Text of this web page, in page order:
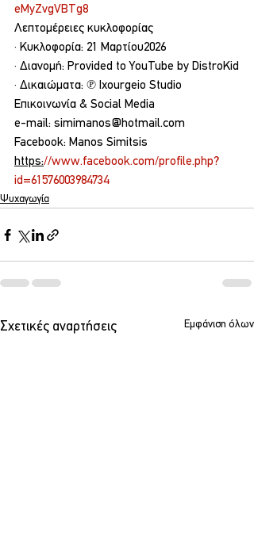
eMyZvgVBTg8
Λεπτομέρειες κυκλοφορίας
· Κυκλοφορία: 21 Μαρτίου2026
· Διανομή: Provided to YouTube by DistroKid
· Δικαιώματα: ℗ Ixourgeio Studio
Επικοινωνία & Social Media
e-mail: simimanos@hotmail.com
Facebook: Manos Simitsis
https://www.facebook.com/profile.php?
id=61576003984734
Ψυχαγωγία
Σχετικές αναρτήσεις Εμφάνιση όλων